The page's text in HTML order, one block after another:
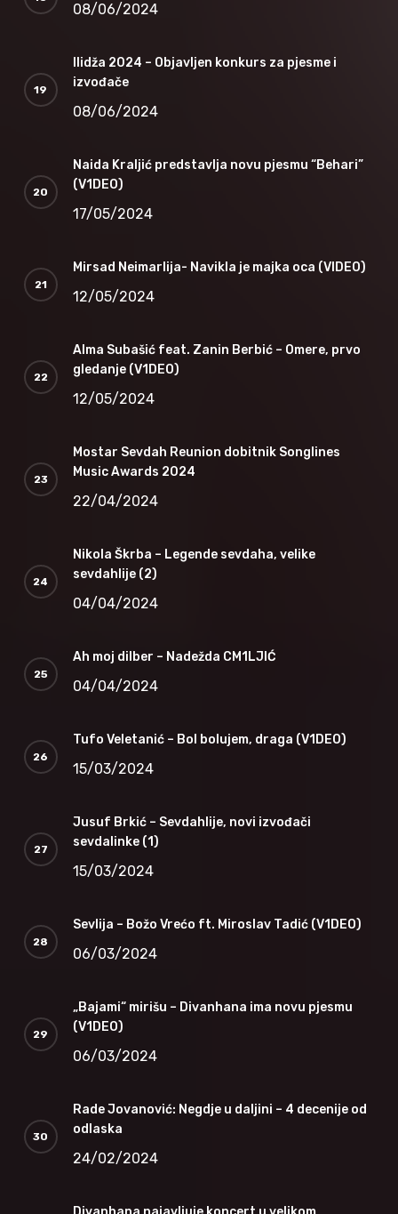
08/06/2024
Ilidža 2024 – Objavljen konkurs za pjesme i
izvođače
08/06/2024
Naida Kraljić predstavlja novu pjesmu “Behari”
(V1DEO)
17/05/2024
Mirsad Neimarlija- Navikla je majka oca (VIDEO)
12/05/2024
Alma Subašić feat. Zanin Berbić – Omere, prvo
gledanje (V1DEO)
12/05/2024
Mostar Sevdah Reunion dobitnik Songlines
Music Awards 2024
22/04/2024
Nikola Škrba – Legende sevdaha, velike
sevdahlije (2)
04/04/2024
Ah moj dilber – Nadežda CM1LJIĆ
04/04/2024
Tufo Veletanić – Bol bolujem, draga (V1DEO)
15/03/2024
Jusuf Brkić – Sevdahlije, novi izvođači
sevdalinke (1)
15/03/2024
Sevlija – Božo Vrećo ft. Miroslav Tadić (V1DEO)
06/03/2024
„Bajami“ mirišu – Divanhana ima novu pjesmu
(V1DEO)
06/03/2024
Rade Jovanović: Negdje u daljini – 4 decenije od
odlaska
24/02/2024